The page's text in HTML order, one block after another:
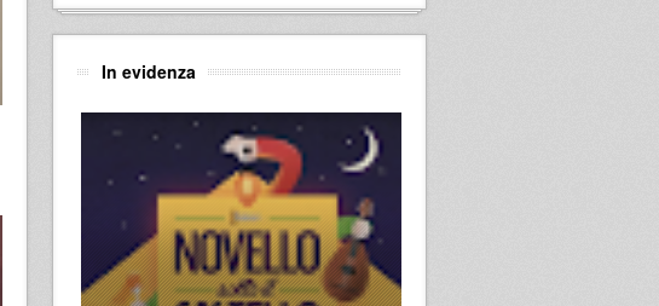
In evidenza